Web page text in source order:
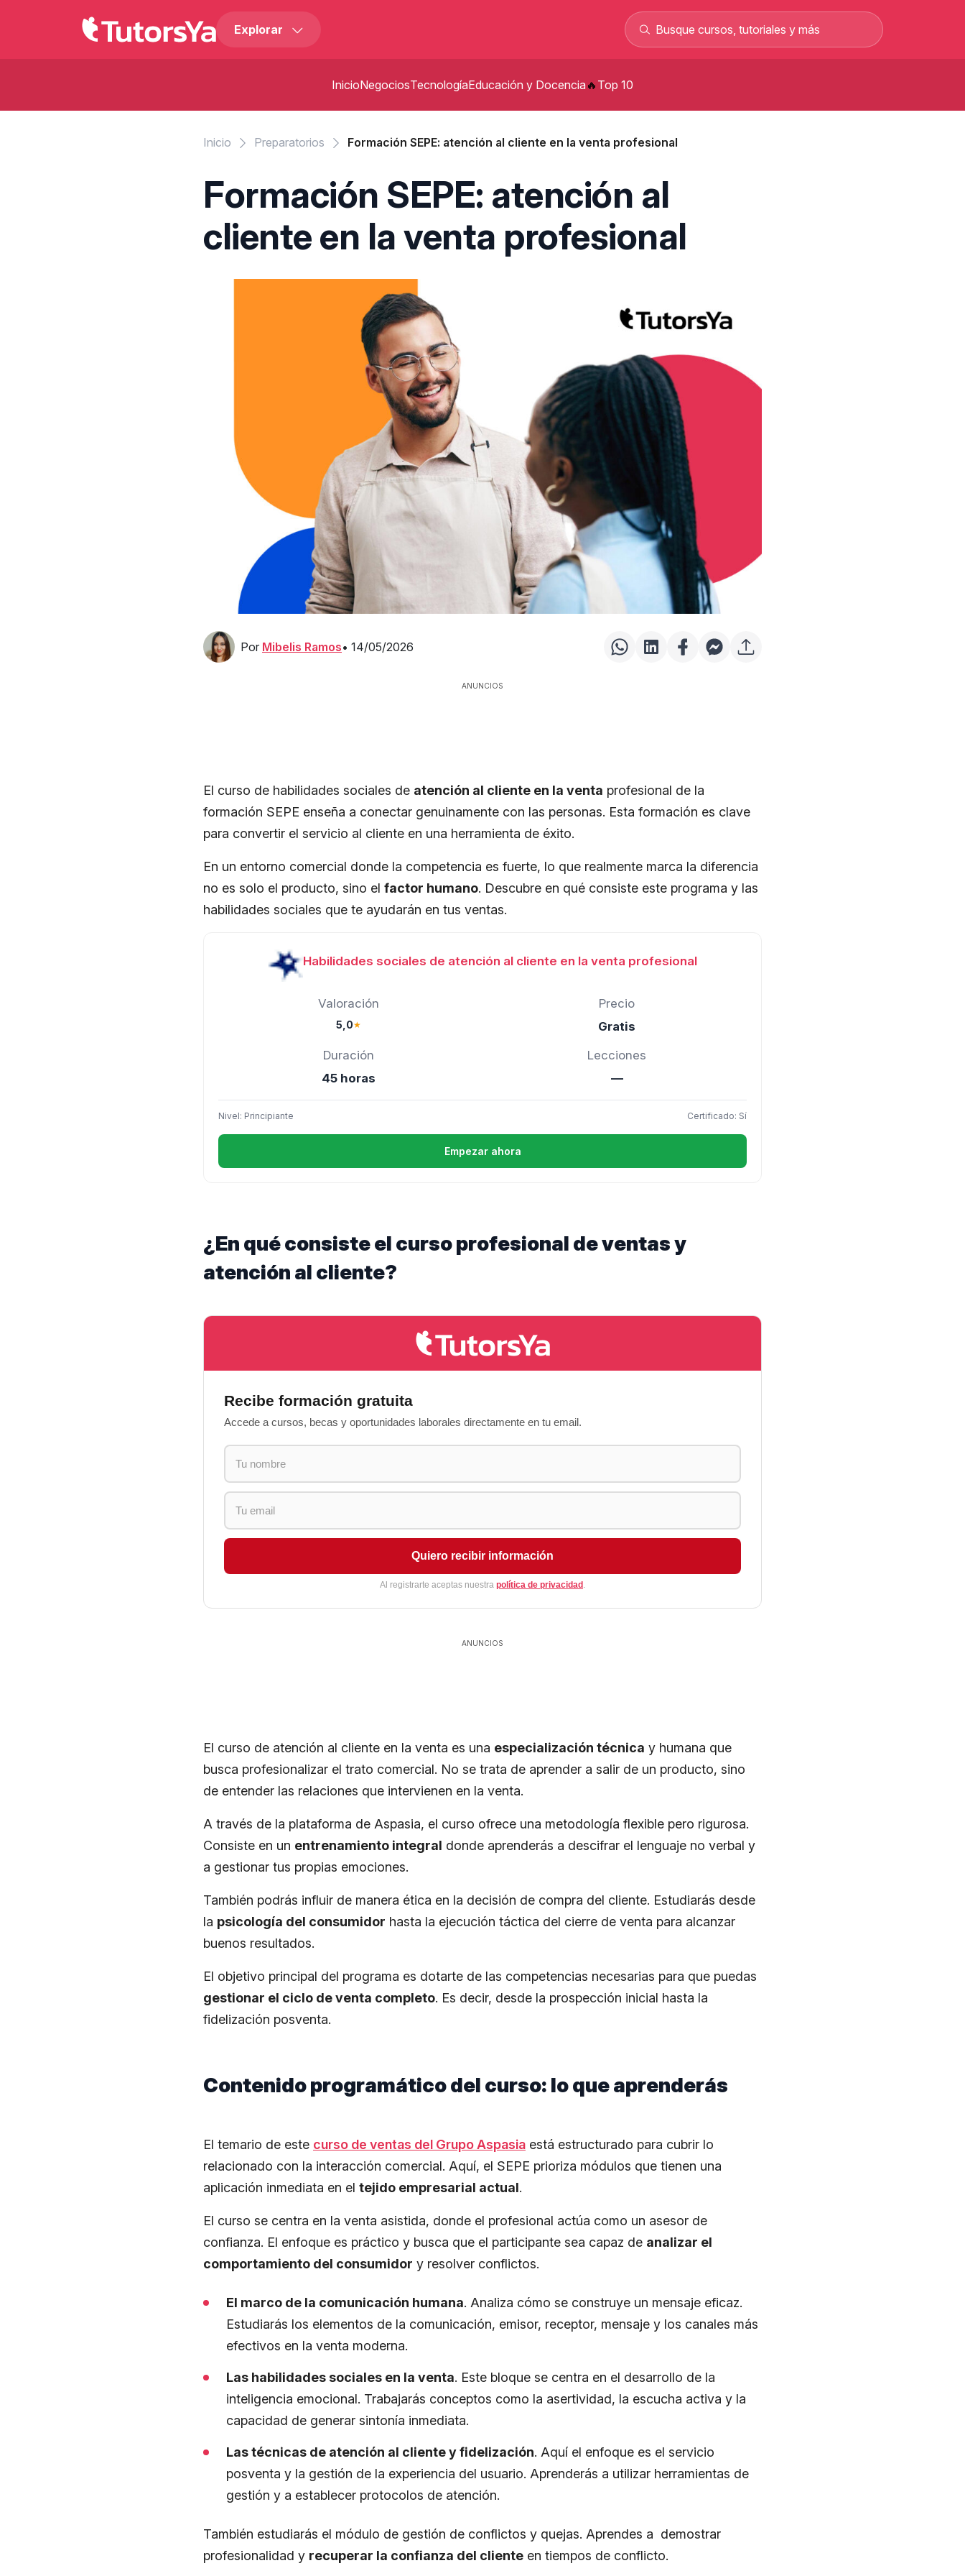
Explorar
Curso de carretillero gratis: curso
Curso de albañilería gratis curso
Curso gratis para sacar el permiso C y
trabajar como conductor
Curso gratis de mecánica automotriz con
salarios de hasta 2.500 €
InicioNegociosTecnologíaEducación y Docencia Top 10
Inicio Preparatorios Formación SEPE: atención al cliente en la venta profesional
Formación SEPE: atención al
cliente en la venta profesional
Por Mibelis Ramos• 14/05/2026
ANUNCIOS
El curso de habilidades sociales de atención al cliente en la venta profesional de la
formación SEPE enseña a conectar genuinamente con las personas. Esta formación es clave
para convertir el servicio al cliente en una herramienta de éxito.
En un entorno comercial donde la competencia es fuerte, lo que realmente marca la diferencia
no es solo el producto, sino el factor humano. Descubre en qué consiste este programa y las
habilidades sociales que te ayudarán en tus ventas.
Habilidades sociales de atención al cliente en la venta profesional
Valoración
5,0★
Precio
Gratis
Duración
45 horas
Lecciones
—
Nivel: Principiante Certificado: Sí
Empezar ahora
¿En qué consiste el curso profesional de ventas y
atención al cliente?
Recibe formación gratuita
Accede a cursos, becas y oportunidades laborales directamente en tu email.
Quiero recibir información
Al registrarte aceptas nuestra política de privacidad .
ANUNCIOS
El curso de atención al cliente en la venta es una especialización técnica y humana que
busca profesionalizar el trato comercial. No se trata de aprender a salir de un producto, sino
de entender las relaciones que intervienen en la venta.
​A través de la plataforma de Aspasia, el curso ofrece una metodología flexible pero rigurosa.
Consiste en un entrenamiento integral donde aprenderás a descifrar el lenguaje no verbal y
a gestionar tus propias emociones.
También podrás influir de manera ética en la decisión de compra del cliente. Estudiarás desde
la psicología del consumidor hasta la ejecución táctica del cierre de venta para alcanzar
buenos resultados.
El objetivo principal del programa es dotarte de las competencias necesarias para que puedas
gestionar el ciclo de venta completo. Es decir, desde la prospección inicial hasta la
fidelización posventa.
Contenido programático del curso: lo que aprenderás
El temario de este curso de ventas del Grupo Aspasia está estructurado para cubrir lo
relacionado con la interacción comercial. Aquí, el SEPE prioriza módulos que tienen una
aplicación inmediata en el tejido empresarial actual.
El curso se centra en la venta asistida, donde el profesional actúa como un asesor de
confianza. El enfoque es práctico y busca que el participante sea capaz de analizar el
comportamiento del consumidor y resolver conflictos.
El marco de la comunicación humana. Analiza cómo se construye un mensaje eficaz.
Estudiarás los elementos de la comunicación, emisor, receptor, mensaje y los canales más
efectivos en la venta moderna.
Las habilidades sociales en la venta. Este bloque se centra en el desarrollo de la
inteligencia emocional. Trabajarás conceptos como la asertividad, la escucha activa y la
capacidad de generar sintonía inmediata.
Las técnicas de atención al cliente y fidelización. Aquí el enfoque es el servicio
posventa y la gestión de la experiencia del usuario. Aprenderás a utilizar herramientas de
gestión y a establecer protocolos de atención.
​También estudiarás el módulo de gestión de conflictos y quejas. Aprendes a demostrar
profesionalidad y recuperar la confianza del cliente en tiempos de conflicto.